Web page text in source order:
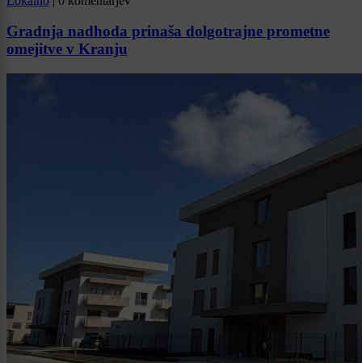
Gradnja nadhoda prinaša dolgotrajne prometne
omejitve v Kranju